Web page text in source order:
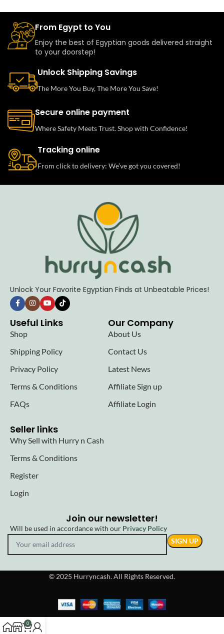
From Egypt to You
Enjoy the best of Egyptian goods delivered straight
to your doorstep!
Unlock Shipping Savings
The More You Buy, The More You Save!
Secure online payment
Where Safety Meets Trust. Shop with Confidence!
Tracking online
From click to delivery: We’ve got you covered!
Unlock Your Favorite Egyptian Finds at Unbeatable Prices!
Useful Links
Shop
Shipping Policy
Privacy Policy
Terms & Conditions
FAQs
Our Company
About Us
Contact Us
Latest News
Affiliate Sign up
Affiliate Login
Seller links
Why Sell with Hurry n Cash
Terms & Conditions
Register
Login
Join our newsletter!
Will be used in accordance with our Privacy Policy
© 2025 Hurryncash. All Rights Reserved.
0